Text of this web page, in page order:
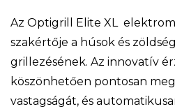
Az Optigrill Elite XL
szakértője a húsok és
grillezésének. Az innovatív
köszönhetően pontosan
vastagságát, és